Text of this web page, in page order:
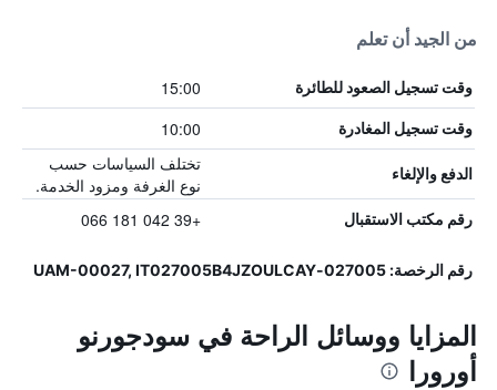
من الجيد أن تعلم
وقت تسجيل الصعود للطائرة 15:00
وقت تسجيل المغادرة 10:00
الدفع والإلغاء
تختلف السياسات حسب
نوع الغرفة ومزود الخدمة.
رقم مكتب الاستقبال +39 042 181 066
رقم الرخصة: 027005-UAM-00027, IT027005B4JZOULCAY
المزايا ووسائل الراحة في سودجورنو
أورورا